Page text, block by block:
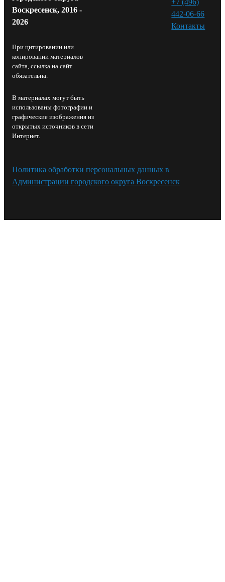
Воскресенск, 2016 -
2026
При цитировании или
копировании материалов
сайта, ссылка на сайт
обязательна.
В материалах могут быть
использованы фотографии и
графические изображения из
открытых источников в сети
Интернет.
442-06-66
Контакты⁠
Политика обработки персональных данных в
Администрации городского округа Воскресенск